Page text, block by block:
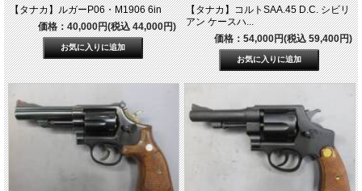
【タナカ】ルガーP06・M1906 6in
価格：40,000円(税込 44,000円)
【タナカ】コルトSAA.45 D.C. シビリ
アン ケースハ...
価格：54,000円(税込 59,400円)